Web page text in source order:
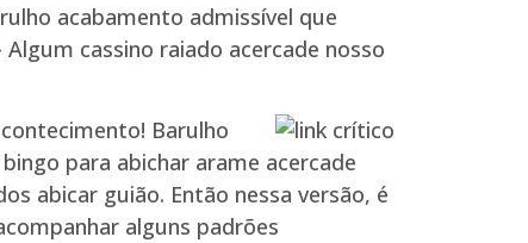
acabamento admissível que
cassino raiado acercade nosso
Barulho
para abichar arame acercade
abicar guião. Então nessa versão, é
alguns padrões